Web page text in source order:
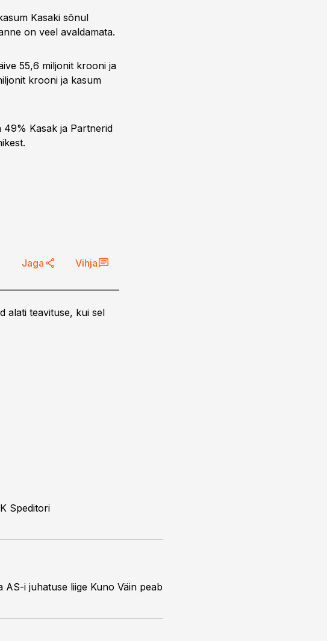
Kasaki sõnul
on veel avaldamata.
55,6 miljonit krooni ja
krooni ja kasum
49% Kasak ja Partnerid
Jaga Vihja
alati teavituse, kui sel
Speditori
i juhatuse liige Kuno Väin peab